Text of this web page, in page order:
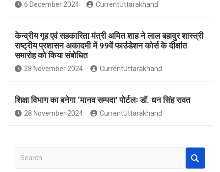
6 December 2024 CurrentUttarakhand
केन्द्रीय गृह एवं सहकारिता मंत्री अमित शाह ने लाल बहादुर शास्त्री
राष्ट्रीय प्रशासन अकादमी में 99वें फाउंडेशन कोर्स के दीक्षांत
समारोह को किया संबोधित
28 November 2024 CurrentUttarakhand
शिक्षा विभाग का बनेगा ‘मानव सम्पदा’ पोर्टलः डॉ. धन सिंह रावत
28 November 2024 CurrentUttarakhand